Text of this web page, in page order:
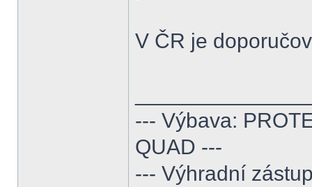
V ČR je
--- Výbava:
QUAD ---
--- Výhradní